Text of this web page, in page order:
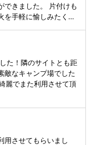
た。 片付けも
を手軽に愉しみたくな
た！隣のサイトとも距
敵なキャンプ場でした
麗でまた利用させて頂
用させてもらいまし